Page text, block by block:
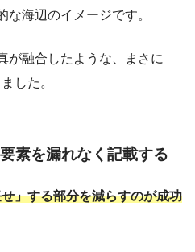
な海辺のイメージです。
が融合したような、まさに
した。
素を漏れなく記載する
」する部分を減らすのが成功